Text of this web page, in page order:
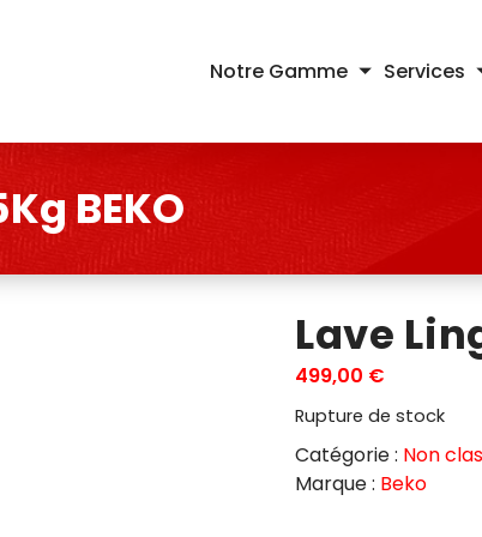
Notre Gamme Services
BEKO
Lave
499,00 €
Rupture de stock
Catégorie : Non
Marque : Beko